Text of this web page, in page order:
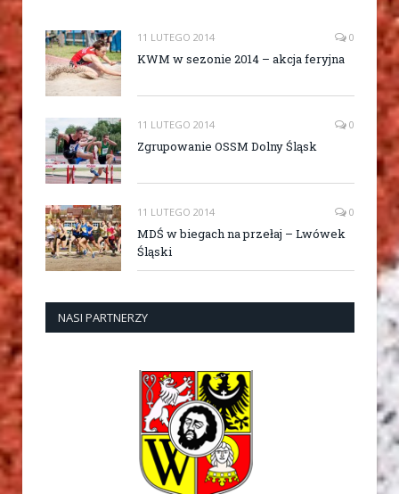
11 LUTEGO 2014 0
KWM w sezonie 2014 – akcja feryjna
11 LUTEGO 2014 0
Zgrupowanie OSSM Dolny Śląsk
11 LUTEGO 2014 0
MDŚ w biegach na przełaj – Lwówek
Śląski
NASI PARTNERZY